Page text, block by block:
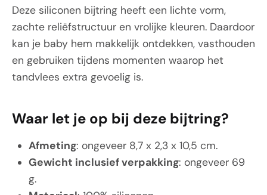
Deze siliconen bijtring heeft een lichte vorm,
zachte reliëfstructuur en vrolijke kleuren. Daardoor
kan je baby hem makkelijk ontdekken, vasthouden
en gebruiken tijdens momenten waarop het
tandvlees extra gevoelig is.
Waar let je op bij deze bijtring?
Afmeting: ongeveer 8,7 x 2,3 x 10,5 cm.
Gewicht inclusief verpakking: ongeveer 69
g.